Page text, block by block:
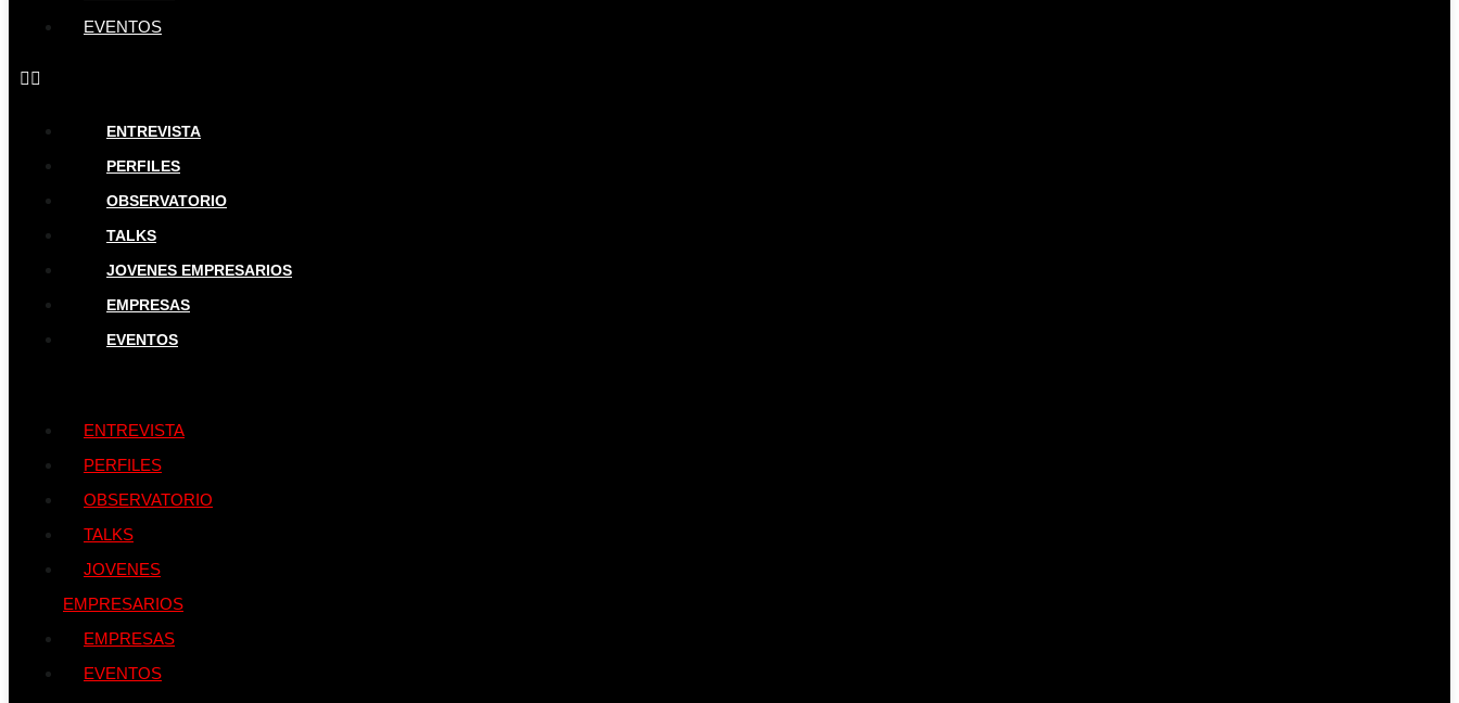
EVENTOS
ENTREVISTA
PERFILES
OBSERVATORIO
TALKS
JOVENES EMPRESARIOS
EMPRESAS
EVENTOS
ENTREVISTA
PERFILES
OBSERVATORIO
TALKS
JOVENES
EMPRESARIOS
EMPRESAS
EVENTOS